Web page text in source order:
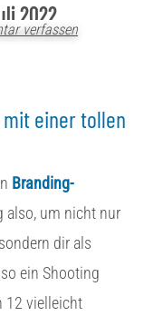
2022
verfassen
einer tollen
Branding-
also, um nicht nur
dir als
ein Shooting
12 vielleicht